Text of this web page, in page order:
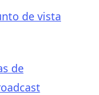
de vista
de